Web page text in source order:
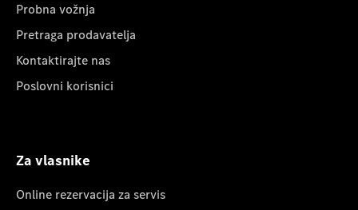
Probna vožnja
Pretraga prodavatelja
Kontaktirajte nas
Poslovni korisnici
Za vlasnike
Online rezervacija za servis